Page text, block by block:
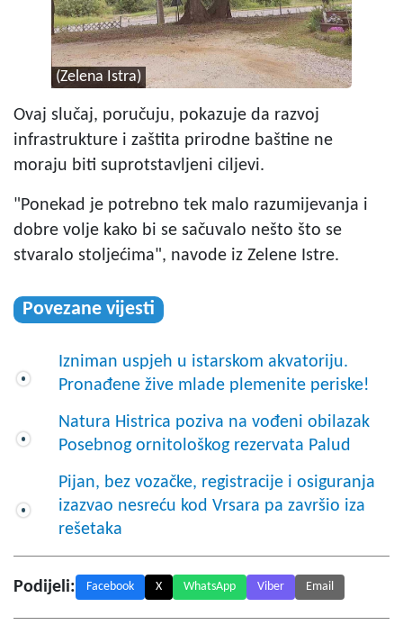
(Zelena Istra)
Ovaj slučaj, poručuju, pokazuje da razvoj
infrastrukture i zaštita prirodne baštine ne
moraju biti suprotstavljeni ciljevi.
"Ponekad je potrebno tek malo razumijevanja i
dobre volje kako bi se sačuvalo nešto što se
stvaralo stoljećima", navode iz Zelene Istre.
Povezane vijesti
Izniman uspjeh u istarskom akvatoriju.
Pronađene žive mlade plemenite periske!
Natura Histrica poziva na vođeni obilazak
Posebnog ornitološkog rezervata Palud
Pijan, bez vozačke, registracije i osiguranja
izazvao nesreću kod Vrsara pa završio iza
rešetaka
Podijeli: Facebook X WhatsApp Viber Email